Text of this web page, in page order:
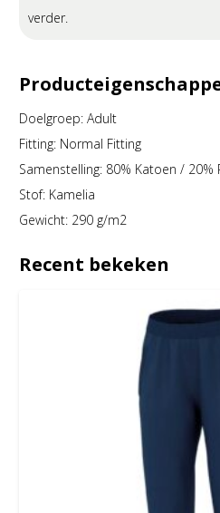
Adult
verder.
Doelgroep: Adult
Fitting: Normal Fitting
Samenstelling: 80% Katoen / 20%
Stof: Kamelia
Gewicht: 290 g/m2
Recent bekeken